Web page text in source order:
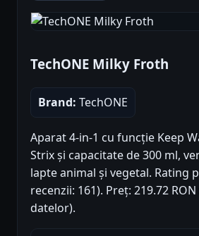
TechONE Milky Froth
Brand: TechONE
Aparat 4-in-1 cu funcție Keep
Strix și capacitate de 300 ml,
lapte animal și vegetal. Rating
recenzii: 161). Preț: 219.72
datelor).